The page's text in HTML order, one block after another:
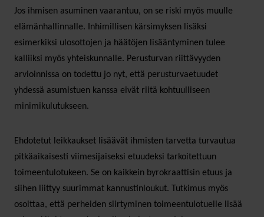
Jos ihmisen asuminen vaarantuu, on se riski myös muulle
elämänhallinnalle. Inhimillisen kärsimyksen lisäksi
esimerkiksi ulosottojen ja häätöjen lisääntyminen tulee
kalliiksi myös yhteiskunnalle. Perusturvan riittävyyden
arvioinnissa on todettu jo nyt, että perusturvaetuudet
yhdessä asumistuen kanssa eivät riitä kohtuulliseen
minimikulutukseen.
Ehdotetut leikkaukset lisäävät ihmisten tarvetta turvautua
pitkäaikaisesti viimesijaiseksi etuudeksi tarkoitettuun
toimeentulotukeen. Se on kaikkein byrokraattisin etuus ja
siihen liittyy suurimmat kannustinloukut. Tutkimus myös
osoittaa, että perheiden siirtyminen toimeentulotuelle lisää